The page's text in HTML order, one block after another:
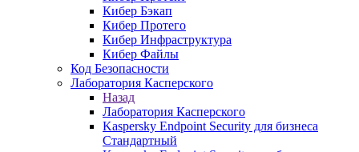
Кибер Бэкап
Кибер Протего
Кибер Инфраструктура
Кибер Файлы
Код Безопасности
Лаборатория Касперского
Назад
Лаборатория Касперского
Kaspersky Endpoint Security для бизнеса
Стандартный